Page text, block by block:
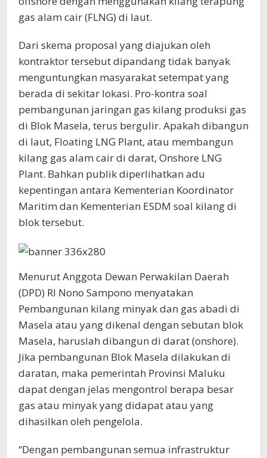
gas alam cair (FLNG) di laut.
Dari skema proposal yang diajukan oleh
kontraktor tersebut dipandang tidak banyak
menguntungkan masyarakat setempat yang
berada di sekitar lokasi. Pro-kontra soal
pembangunan jaringan gas kilang produksi gas
di Blok Masela, terus bergulir. Apakah dibangun
di laut, Floating LNG Plant, atau membangun
kilang gas alam cair di darat, Onshore LNG
Plant. Bahkan publik diperlihatkan adu
kepentingan antara Kementerian Koordinator
Maritim dan Kementerian ESDM soal kilang di
blok tersebut.
Menurut Anggota Dewan Perwakilan Daerah
(DPD) RI Nono Sampono menyatakan
Pembangunan kilang minyak dan gas abadi di
Masela atau yang dikenal dengan sebutan blok
Masela, haruslah dibangun di darat (onshore).
Jika pembangunan Blok Masela dilakukan di
daratan, maka pemerintah Provinsi Maluku
dapat dengan jelas mengontrol berapa besar
gas atau minyak yang didapat atau yang
dihasilkan oleh pengelola.
“Dengan pembangunan semua infrastruktur